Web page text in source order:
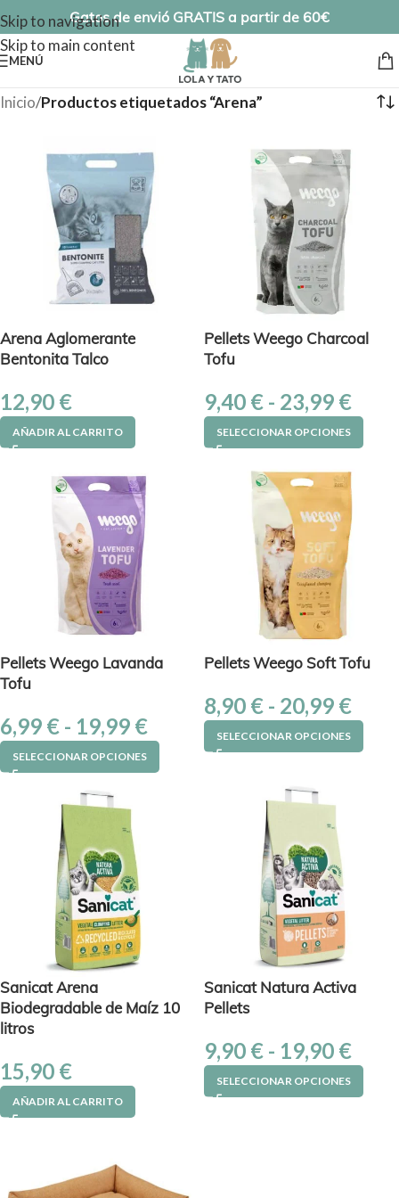
Skip to navigation
Skip to main content
Gatos de envió GRATIS a partir de 60€
MENÚ
Inicio/Productos etiquetados “Arena”
Arena Aglomerante
Bentonita Talco
12,90 €
AÑADIR AL CARRITO
Pellets Weego Charcoal
Tofu
9,40 € - 23,99 €
SELECCIONAR OPCIONES
Pellets Weego Lavanda
Tofu
6,99 € - 19,99 €
SELECCIONAR OPCIONES
Pellets Weego Soft Tofu
8,90 € - 20,99 €
SELECCIONAR OPCIONES
Sanicat Arena
Biodegradable de Maíz 10
litros
15,90 €
AÑADIR AL CARRITO
Sanicat Natura Activa
Pellets
9,90 € - 19,90 €
SELECCIONAR OPCIONES